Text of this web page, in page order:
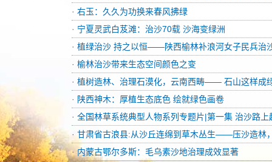
· 右玉：久久为功换来春风拂绿
· 宁夏灵武白芨滩：治沙70载 沙海变绿洲
· 植绿治沙 持之以恒——陕西榆林补浪河女子民兵治
· 榆林治沙带来生态空间颜色之变
· 植树造林、治理石漠化，云南西畴—— 石山这样成
· 陕西神木：厚植生态底色 绘就绿色画卷
· 全国林草系统典型人物系列专题片|第一集 治沙路上
· 甘肃省古浪县:从沙丘连绵到草木丛生——压沙造林
· 内蒙古鄂尔多斯：毛乌素沙地治理成效显著